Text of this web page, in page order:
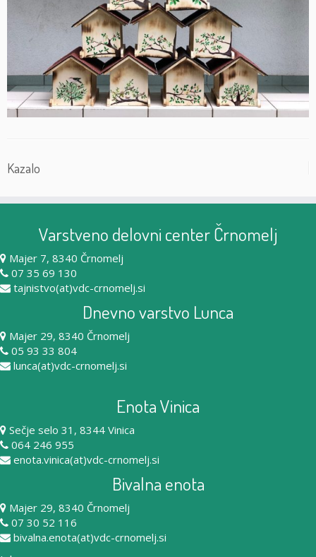
Kazalo
Varstveno delovni center Črnomelj
Majer 7, 8340 Črnomelj
07 35 69 130
tajnistvo(at)vdc-crnomelj.si
Dnevno varstvo Lunca
Majer 29, 8340 Črnomelj
05 93 33 804
lunca(at)vdc-crnomelj.si
Enota Vinica
Sečje selo 31, 8344 Vinica
064 246 955
enota.vinica(at)vdc-crnomelj.si
Bivalna enota
Majer 29, 8340 Črnomelj
07 30 52 116
bivalna.enota(at)vdc-crnomelj.si